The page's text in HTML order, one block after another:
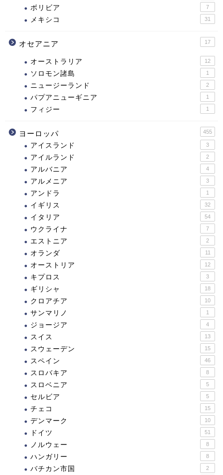
ボリビア 7
メキシコ 31
オセアニア 17
オーストラリア 12
ソロモン諸島 1
ニュージーランド 2
パプアニューギニア 1
フィジー 1
ヨーロッパ 455
アイスランド 3
アイルランド 2
アルバニア 4
アルメニア 3
アンドラ 1
イギリス 32
イタリア 54
ウクライナ 7
エストニア 2
オランダ 11
オーストリア 12
キプロス 3
ギリシャ 18
クロアチア 10
サンマリノ 1
ジョージア 4
スイス 13
スウェーデン 15
スペイン 46
スロバキア 8
スロベニア 5
セルビア 5
チェコ 15
デンマーク 10
ドイツ 51
ノルウェー 8
ハンガリー 8
バチカン市国 2